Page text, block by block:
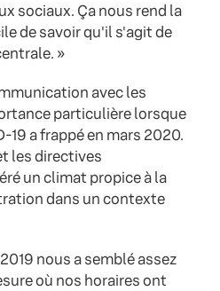
sociaux. Ça nous rend la
de savoir qu'il s'agit de
»
avec les
particulière lorsque
19 a frappé en mars 2020.
les directives
un climat propice à la
dans un contexte
nous a semblé assez
où nos horaires ont